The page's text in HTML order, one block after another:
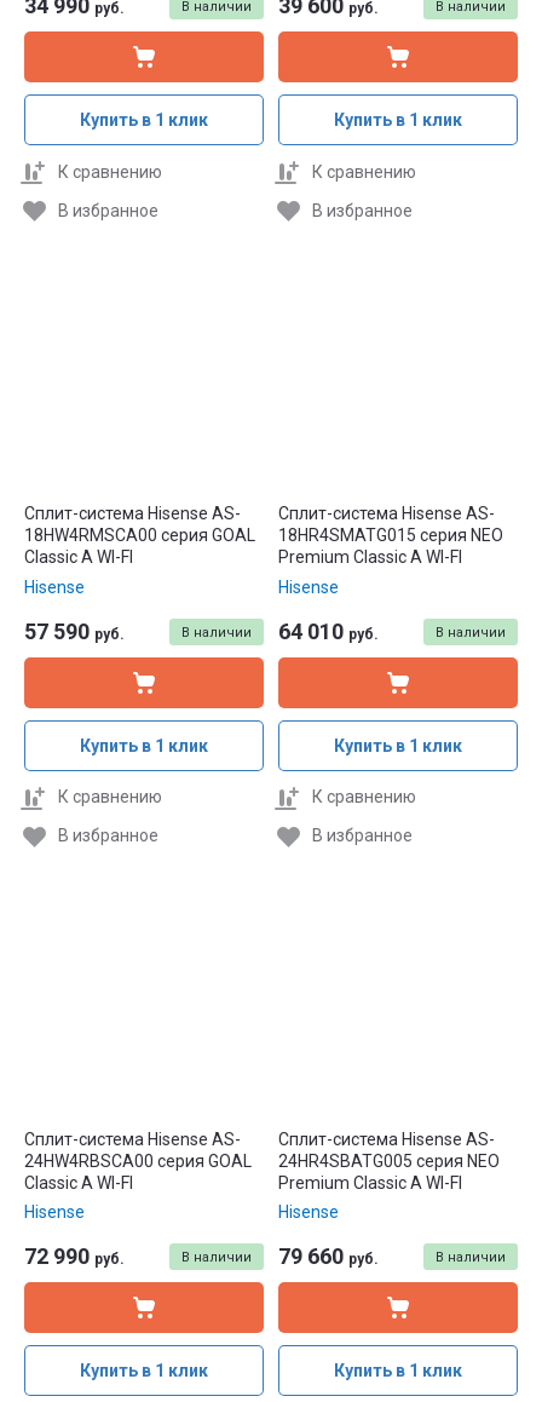
В наличии
34 990 руб.
Купить в 1 клик
К сравнению
В избранное
В наличии
39 600 руб.
Купить в 1 клик
К сравнению
В избранное
Сплит-система Hisense AS-
18HW4RMSCA00 серия GOAL
Classic A WI-FI
Hisense
В наличии
57 590 руб.
Купить в 1 клик
К сравнению
В избранное
Сплит-система Hisense AS-
18HR4SMATG015 серия NEO
Premium Classic A WI-FI
Hisense
В наличии
64 010 руб.
Купить в 1 клик
К сравнению
В избранное
Сплит-система Hisense AS-
24HW4RBSCA00 серия GOAL
Classic A WI-FI
Hisense
В наличии
72 990 руб.
Купить в 1 клик
Сплит-система Hisense AS-
24HR4SBATG005 серия NEO
Premium Classic A WI-FI
Hisense
В наличии
79 660 руб.
Купить в 1 клик